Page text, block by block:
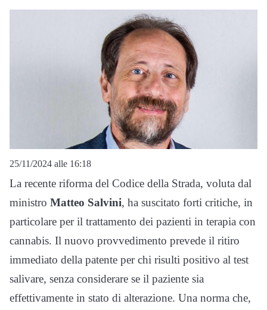
25/11/2024 alle 16:18
La recente riforma del Codice della Strada, voluta dal
ministro Matteo Salvini, ha suscitato forti critiche, in
particolare per il trattamento dei pazienti in terapia con
cannabis. Il nuovo provvedimento prevede il ritiro
immediato della patente per chi risulti positivo al test
salivare, senza considerare se il paziente sia
effettivamente in stato di alterazione. Una norma che,